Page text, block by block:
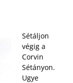
Sétáljon
végig a
Corvin
Sétányon.
Ugye